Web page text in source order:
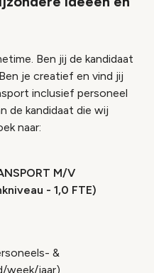
Ben jij de kandidaat
je creatief en vind jij
inclusief personeel
de kandidaat die wij
naar:
M/V
- 1,0 FTE)
&
week/jaar)